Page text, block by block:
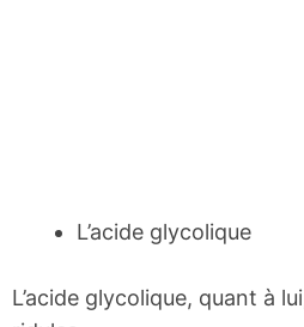
L’acide glycolique
L’acide glycolique, quant à